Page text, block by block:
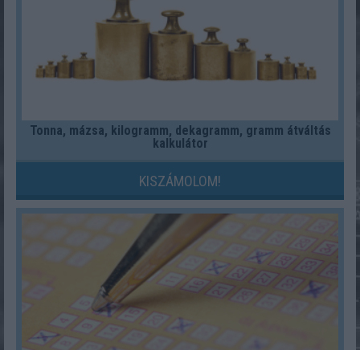
Tonna, mázsa, kilogramm, dekagramm, gramm átváltás
kalkulátor
KISZÁMOLOM!